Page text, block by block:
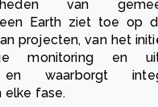
van
Earth ziet toe op
projecten, van het
monitoring en
en waarborgt
elke fase.